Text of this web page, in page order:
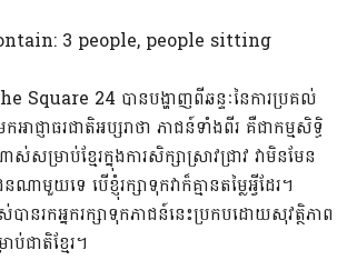
Square 24 បានបង្ហាញពីឆន្ទៈនៃការប្រគល់
ាជ្ញាធរជាតិអប្សរាថា ភាជន៍ទាំងពីរ គឺជាកម្មសិទ្ធិ
ស់សម្រាប់ខ្មែរក្នុងការសិក្សាស្រាវជ្រាវ វាមិនមែន
ាមួយទេ បើខ្ញុំរក្សាទុកវាក៏គ្មានតម្លៃអ្វីដែរ។
ានរកអ្នករក្សាទុកភាជន៍នេះប្រកបដោយសុវត្ថិភាព
ជាតិខ្មែរ។